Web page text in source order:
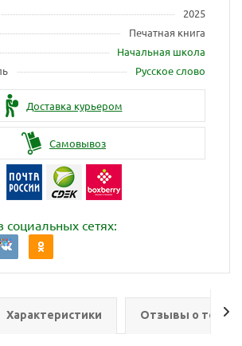
2025
Печатная книга
Начальная школа
Русское слово
Доставка курьером
Самовывоз
социальных сетях:
Характеристики Отзывы о